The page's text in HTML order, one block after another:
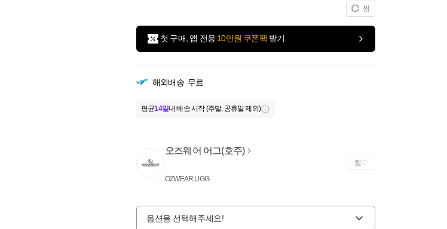
찜
첫 구매, 앱 전용 10만원 쿠폰팩 받기
해외배송 무료
평균14일내 배송 시작 (주말, 공휴일 제외)
오즈웨어 어그(호주)
OZWEAR UGG
찜
옵션을 선택해주세요!